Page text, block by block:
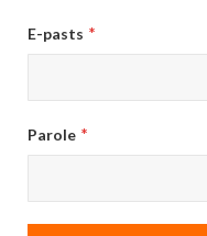
E-pasts
Parole